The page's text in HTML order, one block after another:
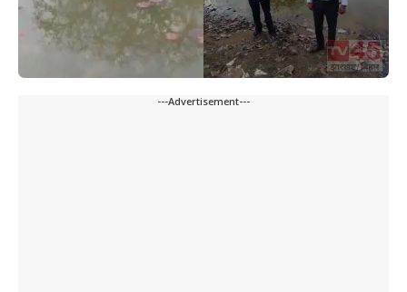
---Advertisement---